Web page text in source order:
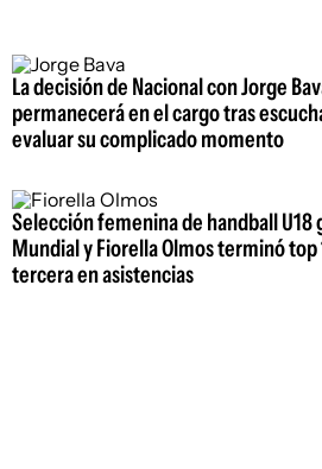
La decisión de Nacional con Jorge
permanecerá en el cargo tras
evaluar su complicado momento
Selección femenina de handball U18
Mundial y Fiorella Olmos terminó top
tercera en asistencias